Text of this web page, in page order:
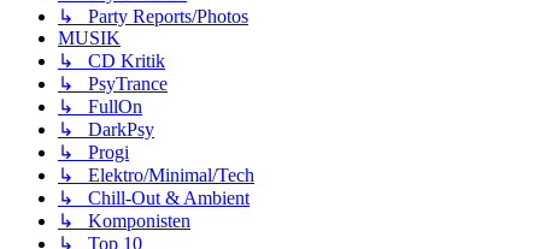
↳ Party Reports/Photos
MUSIK
↳ CD Kritik
↳ PsyTrance
↳ FullOn
↳ DarkPsy
↳ Progi
↳ Elektro/Minimal/Tech
↳ Chill-Out & Ambient
↳ Komponisten
↳ Top 10